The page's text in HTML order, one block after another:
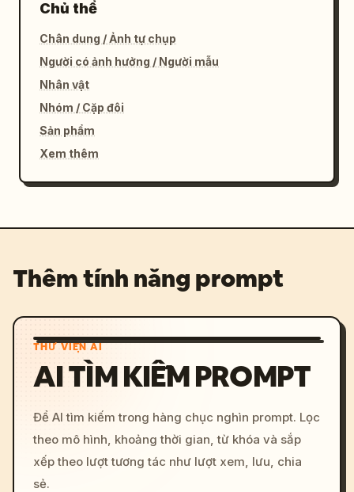
Chủ thể
Chân dung / Ảnh tự chụp
Người có ảnh hưởng / Người mẫu
Nhân vật
Nhóm / Cặp đôi
Sản phẩm
Xem thêm
Thêm tính năng prompt
THƯ VIỆN AI
AI TÌM KIẾM PROMPT
Để AI tìm kiếm trong hàng chục nghìn prompt. Lọc
theo mô hình, khoảng thời gian, từ khóa và sắp
xếp theo lượt tương tác như lượt xem, lưu, chia
sẻ.